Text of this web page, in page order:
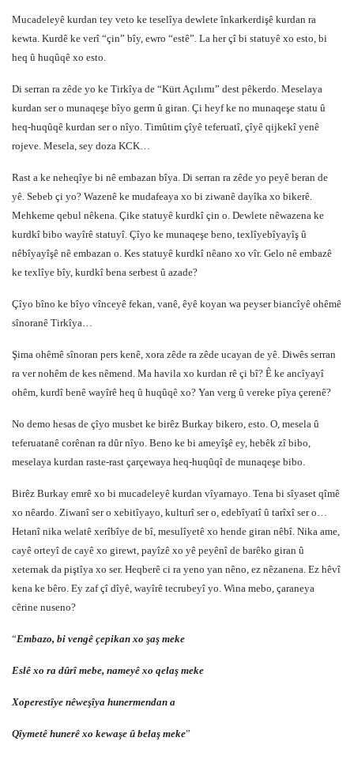
Mucadeleyê kurdan tey veto ke teselîya dewlete înkarkerdişê kurdan ra
kewta. Kurdê ke verî “çin” bîy, ewro “estê”. La her çî bi statuyê xo esto, bi
heq û huqûqê xo esto.
Di serran ra zêde yo ke Tirkîya de “Kürt Açılımı” dest pêkerdo. Meselaya
kurdan ser o munaqeşe bîyo germ û giran. Çi heyf ke no munaqeşe statu û
heq-huqûqê kurdan ser o nîyo. Timûtim çîyê teferuatî, çîyê qijkekî yenê
rojeve. Mesela, sey doza KCK…
Rast a ke neheqîye bi nê embazan bîya. Di serran ra zêde yo peyê beran de
yê. Sebeb çi yo? Wazenê ke mudafeaya xo bi ziwanê dayîka xo bikerê.
Mehkeme qebul nêkena. Çike statuyê kurdkî çin o. Dewlete nêwazena ke
kurdkî bibo wayîrê statuyî. Çîyo ke munaqeşe beno, texlîyebîyayîş û
nêbîyayîşê nê embazan o. Kes statuyê kurdkî nêano xo vîr. Gelo nê embazê
ke texlîye bîy, kurdkî bena serbest û azade?
Çîyo bîno ke bîyo vînceyê fekan, vanê, êyê koyan wa peyser biancîyê ohêmê
sînoranê Tirkîya…
Şima ohêmê sînoran pers kenê, xora zêde ra zêde ucayan de yê. Diwês serran
ra ver nohêm de kes nêmend. Ma havila xo kurdan rê çi bî? Ê ke ancîyayî
ohêm, kurdî benê wayîrê heq û huqûqê xo? Yan verg û vereke pîya çerenê?
No demo hesas de çîyo musbet ke birêz Burkay bikero, esto. O, mesela û
teferuatanê corênan ra dûr nîyo. Beno ke bi ameyîşê ey, hebêk zî bibo,
meselaya kurdan raste-rast çarçewaya heq-huqûqî de munaqeşe bibo.
Birêz Burkay emrê xo bi mucadeleyê kurdan vîyarnayo. Tena bi sîyaset qîmê
xo nêardo. Ziwanî ser o xebitîyayo, kulturî ser o, edebîyatî û tarîxî ser o…
Hetanî nika welatê xerîbîye de bî, mesulîyetê xo hende giran nêbî. Nika ame,
cayê orteyî de cayê xo girewt, payîzê xo yê peyênî de barêko giran û
xeternak da piştîya xo ser. Heqberê ci ra yeno yan nêno, ez nêzanena. Ez hêvî
kena ke bêro. Ey zaf çî dîyê, wayîrê tecrubeyî yo. Wina mebo, çaraneya
cêrine nuseno?
“Embazo, bi vengê çepikan xo şaş meke
Eslê xo ra dûrî mebe, nameyê xo qelaş meke
Xoperestîye nêweşîya hunermendan a
Qîymetê hunerê xo kewaşe û belaş meke”